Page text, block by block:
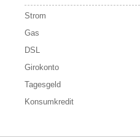
Strom
Gas
DSL
Girokonto
Tagesgeld
Konsumkredit